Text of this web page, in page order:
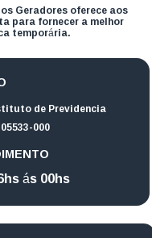
Geradores oferece aos
para fornecer a melhor
temporária.
de Previdencia
000
ás 00hs